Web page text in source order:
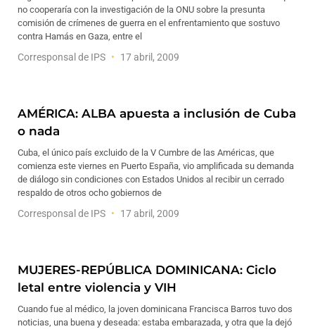
no cooperaría con la investigación de la ONU sobre la presunta
comisión de crímenes de guerra en el enfrentamiento que sostuvo
contra Hamás en Gaza, entre el
Corresponsal de IPS 17 abril, 2009
AMÉRICA: ALBA apuesta a inclusión de Cuba
o nada
Cuba, el único país excluido de la V Cumbre de las Américas, que
comienza este viernes en Puerto España, vio amplificada su demanda
de diálogo sin condiciones con Estados Unidos al recibir un cerrado
respaldo de otros ocho gobiernos de
Corresponsal de IPS 17 abril, 2009
MUJERES-REPÚBLICA DOMINICANA: Ciclo
letal entre violencia y VIH
Cuando fue al médico, la joven dominicana Francisca Barros tuvo dos
noticias, una buena y deseada: estaba embarazada, y otra que la dejó